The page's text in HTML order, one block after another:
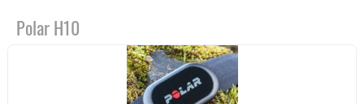
Polar H10